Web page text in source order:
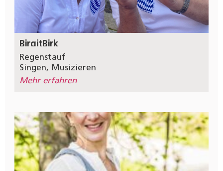
BirgitBirk
Regenstauf
Singen, Musizieren
Mehr erfahren